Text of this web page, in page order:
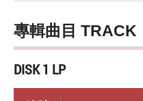
專輯曲目 TRACK
DISK 1 LP